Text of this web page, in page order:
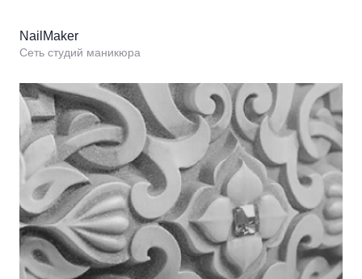
NailMaker
Сеть студий маникюра